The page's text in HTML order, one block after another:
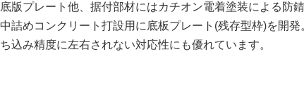
底版プレート他、据付部材にはカチオン電着塗装による防
中詰めコンクリート打設用に底板プレート(残存型枠)を開
ち込み精度に左右されない対応性にも優れています。